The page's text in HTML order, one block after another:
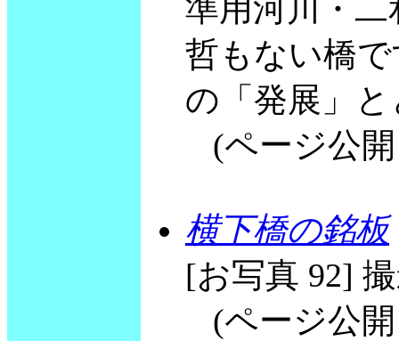
準用河川・
哲もない橋
の「発展」
(ページ公開
横下橋の銘板
[お写真 92]
(ページ公開